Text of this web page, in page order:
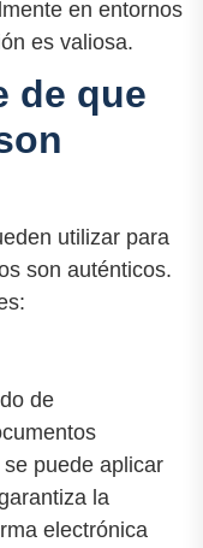
en entornos
es valiosa.
de que
utilizar para
son auténticos.
de
puede aplicar
la
electrónica